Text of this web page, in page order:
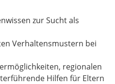
zur Sucht als
Verhaltensmustern bei
regionalen
Hilfen für Eltern